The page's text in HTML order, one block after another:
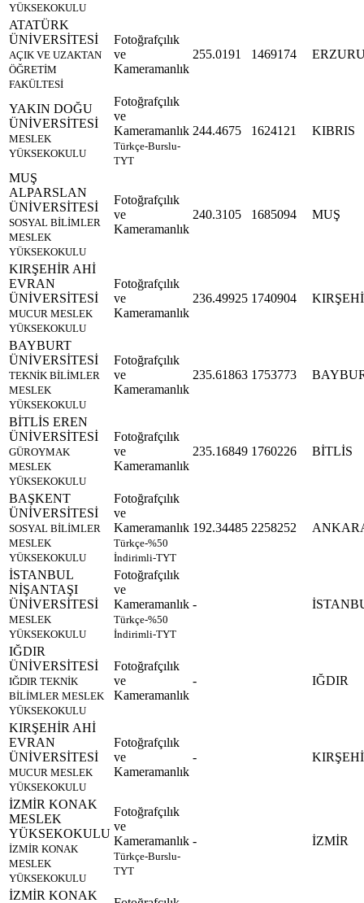
YÜKSEKOKULU
ATATÜRK
ÜNİVERSİTESİ
AÇIK VE UZAKTAN
ÖĞRETİM
FAKÜLTESİ
Fotoğrafçılık
ve
Kameramanlık
255.0191 1469174
YAKIN DOĞU
ÜNİVERSİTESİ
MESLEK
YÜKSEKOKULU
Fotoğrafçılık
ve
Kameramanlık
Türkçe-Burslu-
TYT
244.4675 1624121 KIBRIS
MUŞ
ALPARSLAN
ÜNİVERSİTESİ
SOSYAL BİLİMLER
MESLEK
YÜKSEKOKULU
Fotoğrafçılık
ve
Kameramanlık
240.3105 1685094 MUŞ
KIRŞEHİR AHİ
EVRAN
ÜNİVERSİTESİ
MUCUR MESLEK
YÜKSEKOKULU
Fotoğrafçılık
ve
Kameramanlık
236.49925 1740904
BAYBURT
ÜNİVERSİTESİ
TEKNİK BİLİMLER
MESLEK
YÜKSEKOKULU
Fotoğrafçılık
ve
Kameramanlık
235.61863 1753773
BİTLİS EREN
ÜNİVERSİTESİ
GÜROYMAK
MESLEK
YÜKSEKOKULU
Fotoğrafçılık
ve
Kameramanlık
235.16849 1760226 BİTLİS
BAŞKENT
ÜNİVERSİTESİ
SOSYAL BİLİMLER
MESLEK
YÜKSEKOKULU
Fotoğrafçılık
ve
Kameramanlık
Türkçe-%50
İndirimli-TYT
192.34485 2258252
İSTANBUL
NİŞANTAŞI
ÜNİVERSİTESİ
MESLEK
YÜKSEKOKULU
Fotoğrafçılık
ve
Kameramanlık
Türkçe-%50
İndirimli-TYT
-
IĞDIR
ÜNİVERSİTESİ
IĞDIR TEKNİK
BİLİMLER MESLEK
YÜKSEKOKULU
Fotoğrafçılık
ve
Kameramanlık
- IĞDIR
KIRŞEHİR AHİ
EVRAN
ÜNİVERSİTESİ
MUCUR MESLEK
YÜKSEKOKULU
Fotoğrafçılık
ve
Kameramanlık
-
İZMİR KONAK
MESLEK
YÜKSEKOKULU
İZMİR KONAK
MESLEK
YÜKSEKOKULU
Fotoğrafçılık
ve
Kameramanlık
Türkçe-Burslu-
TYT
- İZMİR
İZMİR KONAK